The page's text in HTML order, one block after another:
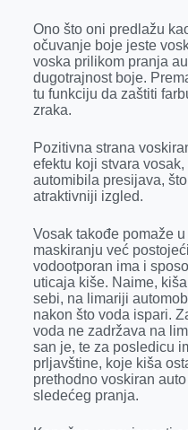
Ono što oni predlažu
očuvanje boje jeste
voska prilikom pranja
dugotrajnost boje.
tu funkciju da zaštiti
zraka.
Pozitivna strana
efektu koji stvara
automibila presijava,
atraktivniji izgled.
Vosak takođe pomaže
maskiranju već
vodootporan ima i
uticaja kiše. Naime,
sebi, na limariji
nakon što voda ispari.
voda ne zadržava na
san je, te za posledicu
prljavštine, koje kiša
prethodno voskiran
sledećeg pranja.